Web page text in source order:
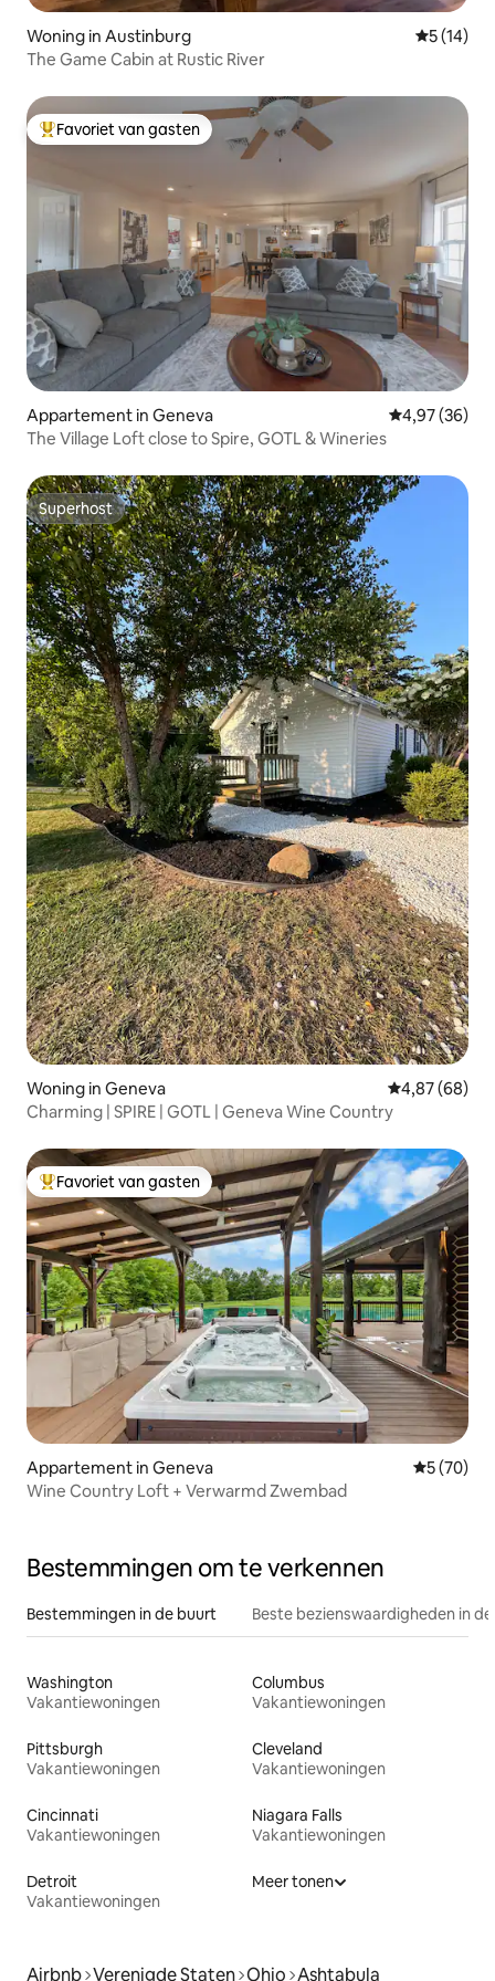
Woning in Austinburg
5 (14)
The Game Cabin at Rustic River
Topfavoriet van gasten
Favoriet van gasten
Appartement in Geneva Gemiddelde
4,97 (36)
The Village Loft close to Spire, GOTL & Wineries
Superhost
Superhost
Woning in Geneva Gemiddelde
4,87 (68)
Charming | SPIRE | GOTL | Geneva Wine Country
Topfavoriet van gasten
Favoriet van gasten
Appartement in Geneva
5 (70)
Wine Country Loft + Verwarmd Zwembad
Bestemmingen om te verkennen
Bestemmingen in de buurt Beste bezienswaardigheden in
Washington
Vakantiewoningen
Columbus
Vakantiewoningen
Pittsburgh
Vakantiewoningen
Cleveland
Vakantiewoningen
Cincinnati
Vakantiewoningen
Niagara Falls
Vakantiewoningen
Detroit
Vakantiewoningen
Meer tonen
Airbnb Verenigde Staten Ohio Ashtabula